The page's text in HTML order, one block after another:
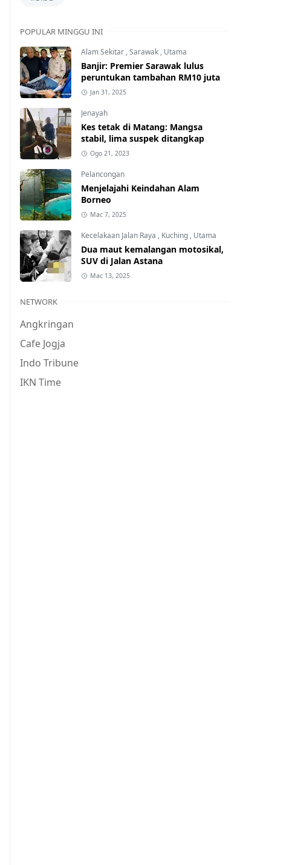
POPULAR MINGGU INI
Alam Sekitar ,Sarawak , Utama
Banjir: Premier Sarawak lulus
peruntukan tambahan RM10 juta
Jan 31, 2025
Jenayah
Kes tetak di Matang: Mangsa
stabil, lima suspek ditangkap
Ogo 21, 2023
Pelancongan
Menjelajahi Keindahan Alam
Borneo
Mac 7, 2025
Kecelakaan Jalan Raya , Kuching , Utama
Dua maut kemalangan motosikal,
SUV di Jalan Astana
Mac 13, 2025
NETWORK
Angkringan
Cafe Jogja
Indo Tribune
IKN Time